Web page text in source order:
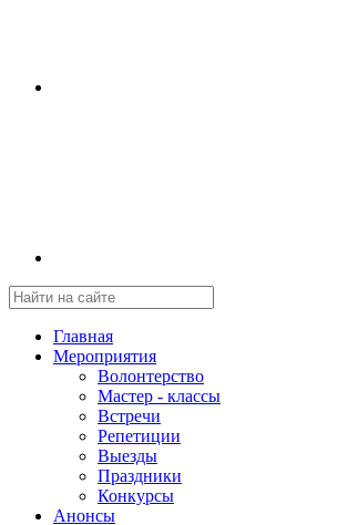
Главная
Мероприятия
Волонтерство
Мастер - классы
Встречи
Репетиции
Выезды
Праздники
Конкурсы
Анонсы